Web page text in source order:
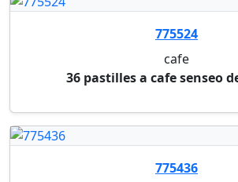
machine a cafe philips senseo
machine a cafe philips senseo
cafe
cafe jacobs kronung